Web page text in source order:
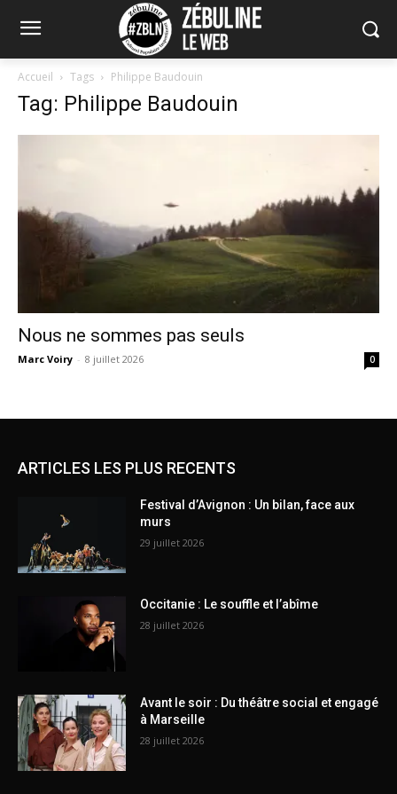
Accueil Tags Philippe Baudouin
Tag: Philippe Baudouin
Nous ne sommes pas seuls
Marc Voiry - 8 juillet 2026 0
ARTICLES LES PLUS RECENTS
Festival d’Avignon : Un bilan, face aux
murs
29 juillet 2026
Occitanie : Le souffle et l’abîme
28 juillet 2026
Avant le soir : Du théâtre social et engagé
à Marseille
28 juillet 2026